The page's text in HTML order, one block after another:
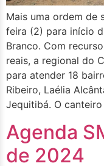
Mais uma ordem de
feira (2) para início
Branco. Com
reais, a regional do
para atender 18
Ribeiro, Laélia
Jequitibá. O
Agenda
de 2024